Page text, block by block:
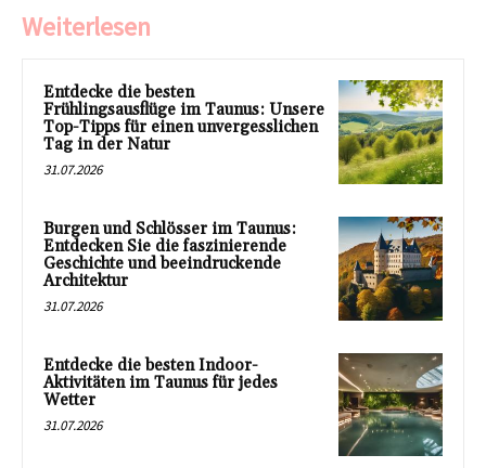
Weiterlesen
Entdecke die besten
Frühlingsausflüge im Taunus: Unsere
Top-Tipps für einen unvergesslichen
Tag in der Natur
31.07.2026
Burgen und Schlösser im Taunus:
Entdecken Sie die faszinierende
Geschichte und beeindruckende
Architektur
31.07.2026
Entdecke die besten Indoor-
Aktivitäten im Taunus für jedes
Wetter
31.07.2026